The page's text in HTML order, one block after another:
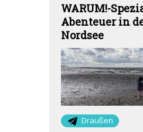
WARUM!-
Abenteuer in
Nordsee
Draußen